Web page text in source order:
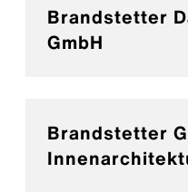
Brandstetter
GmbH
Brandstetter